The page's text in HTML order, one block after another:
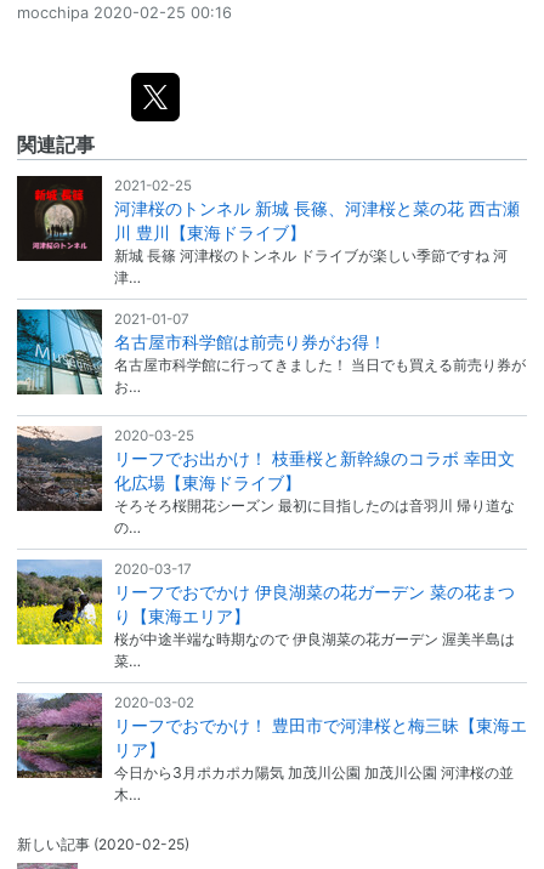
mocchipa 2020-02-25 00:16
関連記事
2021-02-25
河津桜のトンネル 新城 長篠、河津桜と菜の花 西古瀬
川 豊川【東海ドライブ】
新城 長篠 河津桜のトンネル ドライブが楽しい季節ですね 河
津…
2021-01-07
名古屋市科学館は前売り券がお得！
名古屋市科学館に行ってきました！ 当日でも買える前売り券が
お…
2020-03-25
リーフでお出かけ！ 枝垂桜と新幹線のコラボ 幸田文
化広場【東海ドライブ】
そろそろ桜開花シーズン 最初に目指したのは音羽川 帰り道な
の…
2020-03-17
リーフでおでかけ 伊良湖菜の花ガーデン 菜の花まつ
り【東海エリア】
桜が中途半端な時期なので 伊良湖菜の花ガーデン 渥美半島は
菜…
2020-03-02
リーフでおでかけ！ 豊田市で河津桜と梅三昧【東海エ
リア】
今日から3月ポカポカ陽気 加茂川公園 加茂川公園 河津桜の並
木…
新しい記事 (2020-02-25)